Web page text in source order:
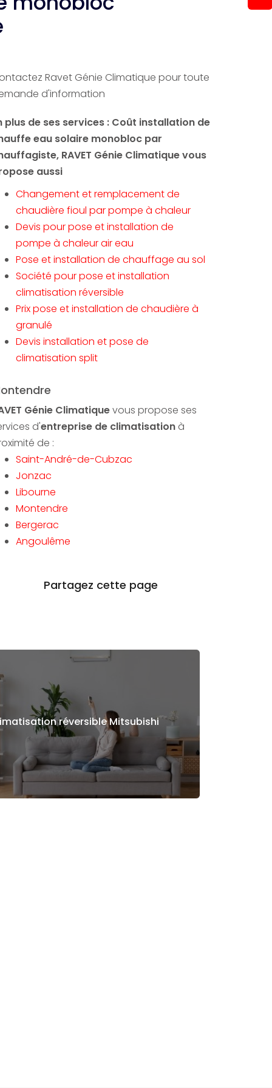
Ravet Génie Climatique pour toute
d'information
plus de ses services : Coût installation de
eau solaire monobloc par
, RAVET Génie Climatique vous
aussi
Changement et remplacement de
chaudière fioul par pompe à chaleur
Devis pour pose et installation de
pompe à chaleur air eau
Pose et installation de chauffage au sol
Société pour pose et installation
climatisation réversible
Prix pose et installation de chaudière à
granulé
Devis installation et pose de
climatisation split
Génie Climatiquevous propose ses
d'entreprise de climatisation à
de :
Saint-André-de-Cubzac
Jonzac
Libourne
Montendre
Bergerac
Angoulême
réversible Mitsubishi